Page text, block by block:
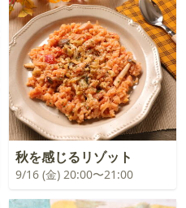
秋を感じるリゾット
9/16 (金) 20:00〜21:00